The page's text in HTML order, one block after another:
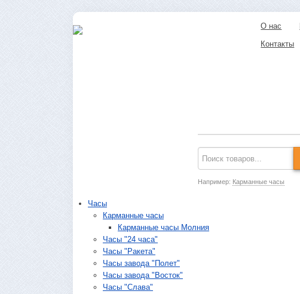
О нас
Контакты
Например: Карманные часы
Часы
Карманные часы
Карманные часы Молния
Часы "24 часа"
Часы "Ракета"
Часы завода "Полет"
Часы завода "Восток"
Часы "Слава"